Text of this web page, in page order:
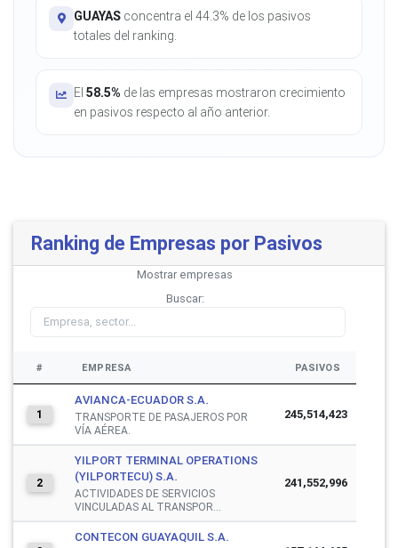
GUAYAS concentra el 44.3% de los pasivos
totales del ranking.
El 58.5% de las empresas mostraron crecimiento
en pasivos respecto al año anterior.
Ranking de Empresas por Pasivos
Mostrar empresas
Buscar:
# EMPRESA PASIVOS
1
AVIANCA-ECUADOR S.A.
TRANSPORTE DE PASAJEROS POR
VÍA AÉREA.
245,514,423
2
YILPORT TERMINAL OPERATIONS
(YILPORTECU) S.A.
ACTIVIDADES DE SERVICIOS
VINCULADAS AL TRANSPOR...
241,552,996
CONTECON GUAYAQUIL S.A.